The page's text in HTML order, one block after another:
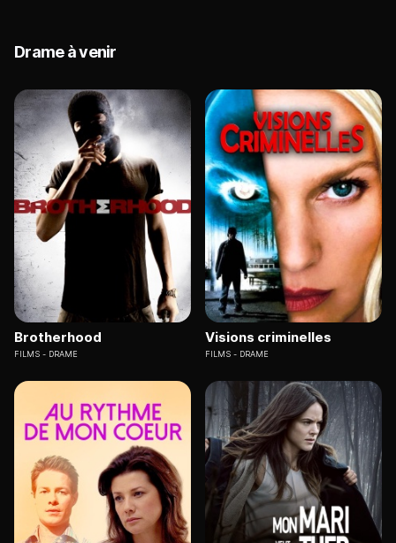
Drame à venir
Brotherhood
FILMS DRAME
Visions criminelles
FILMS DRAME